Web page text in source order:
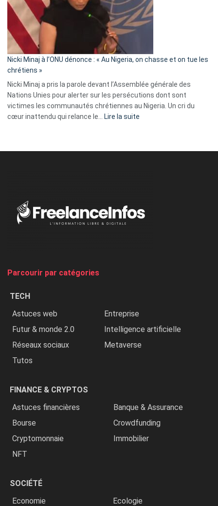
« Zemmour
a
tout
parle
ses
tripes »
Nicki Minaj à l’ONU dénonce : « Au Nigeria, on chasse et on tue les
chrétiens »
Nicki Minaj a pris la parole devant l’Assemblée générale des
Nations Unies pour alerter sur les persécutions dont sont
victimes les communautés chrétiennes au Nigeria. Un cri du
cœur inattendu qui relance le… Lire la suite
Nigeria,
Parcourir par catégories
TECH
Astuces web
Entreprise
Futur & monde 2.0
Intelligence artificielle
Réseaux sociaux
Metaverse
Tutos
FINANCE & CRYPTOS
Astuces financières
Banque & Assurance
Bourse
Crowdfunding
Cryptomonnaie
Immobilier
NFT
SOCIÉTÉ
Economie
Ecologie